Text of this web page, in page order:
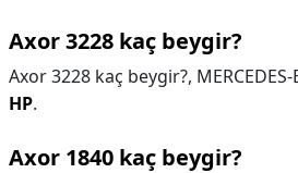
Axor 3228 kaç beygir?
Axor 3228 kaç beygir?,
HP.
Axor 1840 kaç beygir?